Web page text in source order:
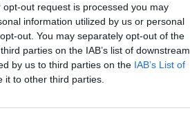
out request is processed you may
information utilized by us or personal
out. You may separately opt-out of the
parties on the IAB’s list of downstream
by us to third parties on the IAB’s List of
it to other third parties.